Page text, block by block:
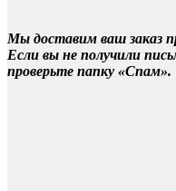
Мы доставим ваш заказ
Если вы не получили
проверьте папку «Спам».